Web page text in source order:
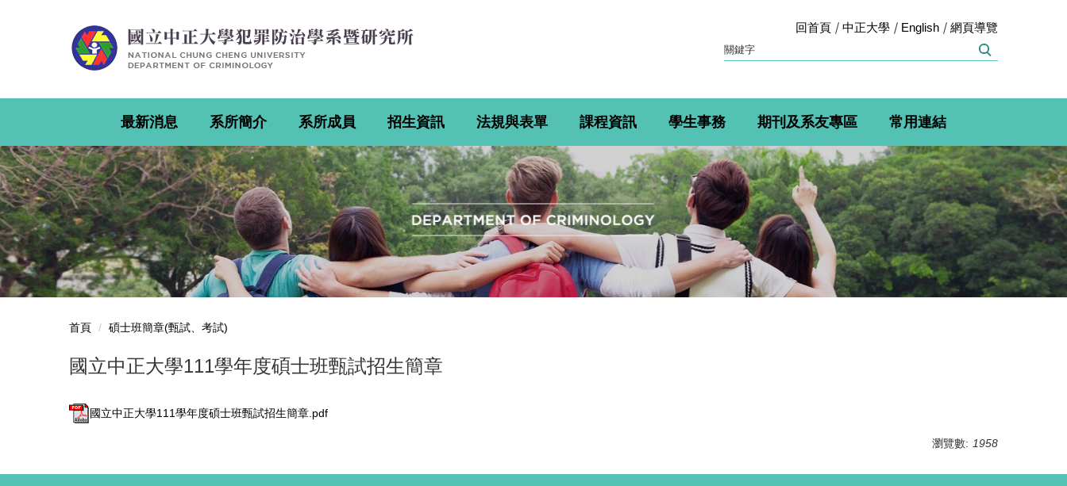
回首頁 中正大學 English 網頁導覽
最新消息 系所簡介 系所成員 招生資訊 法規與表單 課程資訊 學生事務 期刊及系友專區 常用連結
首頁 碩士班簡章(甄試、考試)
國立中正大學111學年度碩士班甄試招生簡章
國立中正大學111學年度碩士班甄試招生簡章.pdf
瀏覽數: 1958